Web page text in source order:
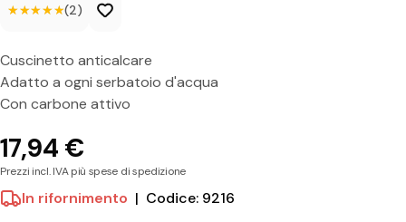
r
o
t
e
z
i
o
★★★★★
★★★★★(2)
Cuscinetto anticalcare
Adatto a ogni serbatoio d'acqua
Con carbone attivo
17,94 €
Prezzi incl. IVA più spese di spedizione
In rifornimento | Codice: 9216